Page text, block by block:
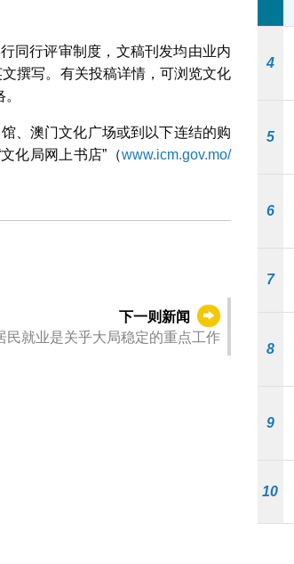
同行评审制度，文稿刊发均由业内
撰写。有关投稿详情，可浏览文化
、澳门文化广场或到以下连结的购
化局网上书店”（www.icm.gov.mo/
下一则新闻
民就业是关乎大局稳定的重点工作
4
5
6
7
8
9
10